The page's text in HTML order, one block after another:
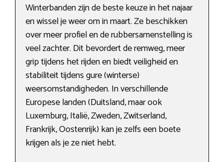
Winterbanden zijn de beste keuze in het najaar
en wissel je weer om in maart. Ze beschikken
over meer profiel en de rubbersamenstelling is
veel zachter. Dit bevordert de remweg, meer
grip tijdens het rijden en biedt veiligheid en
stabiliteit tijdens gure (winterse)
weersomstandigheden. In verschillende
Europese landen (Duitsland, maar ook
Luxemburg, Italië, Zweden, Zwitserland,
Frankrijk, Oostenrijk) kan je zelfs een boete
krijgen als je ze niet hebt.